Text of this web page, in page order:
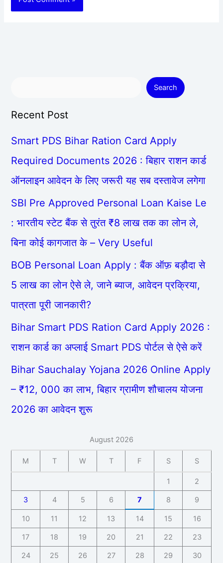
Search
Recent Post
Smart PDS Bihar Ration Card Apply
Required Documents 2026 : बिहार राशन कार्ड
ऑनलाइन आवेदन के लिए जरूरी यह सब दस्तावेज लगेगा
SBI Pre Approved Personal Loan Kaise Le
: भारतीय स्टेट बैंक से तुरंत ₹8 लाख तक का लोन ले,
बिना कोई कागजात के – Very Useful
BOB Personal Loan Apply : बैंक ऑफ़ बड़ौदा से
5 लाख का लोन ऐसे ले, जाने ब्याज, आवेदन प्रक्रिया,
पात्रता पूरी जानकारी?
Bihar Smart PDS Ration Card Apply 2026 :
राशन कार्ड का अप्लाई Smart PDS पोर्टल से ऐसे करें
Bihar Sauchalay Yojana 2026 Online Apply
– ₹12, 000 का लाभ, बिहार ग्रामीण शौचालय योजना
2026 का आवेदन शुरू
August 2026
M T W T F S S
1 2
3 4 5 6 7 8 9
10 11 12 13 14 15 16
17 18 19 20 21 22 23
24 25 26 27 28 29 30